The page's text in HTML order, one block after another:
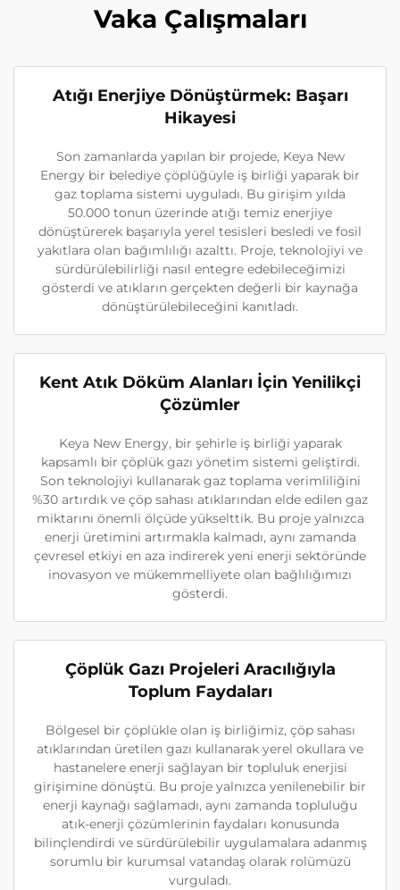
Vaka Çalışmaları
Atığı Enerjiye Dönüştürmek: Başarı
Hikayesi
Son zamanlarda yapılan bir projede, Keya New
Energy bir belediye çöplüğüyle iş birliği yaparak bir
gaz toplama sistemi uyguladı. Bu girişim yılda
50.000 tonun üzerinde atığı temiz enerjiye
dönüştürerek başarıyla yerel tesisleri besledi ve fosil
yakıtlara olan bağımlılığı azalttı. Proje, teknolojiyi ve
sürdürülebilirliği nasıl entegre edebileceğimizi
gösterdi ve atıkların gerçekten değerli bir kaynağa
dönüştürülebileceğini kanıtladı.
Kent Atık Döküm Alanları İçin Yenilikçi
Çözümler
Keya New Energy, bir şehirle iş birliği yaparak
kapsamlı bir çöplük gazı yönetim sistemi geliştirdi.
Son teknolojiyi kullanarak gaz toplama verimliliğini
%30 artırdık ve çöp sahası atıklarından elde edilen gaz
miktarını önemli ölçüde yükselttik. Bu proje yalnızca
enerji üretimini artırmakla kalmadı, aynı zamanda
çevresel etkiyi en aza indirerek yeni enerji sektöründe
inovasyon ve mükemmelliyete olan bağlılığımızı
gösterdi.
Çöplük Gazı Projeleri Aracılığıyla
Toplum Faydaları
Bölgesel bir çöplükle olan iş birliğimiz, çöp sahası
atıklarından üretilen gazı kullanarak yerel okullara ve
hastanelere enerji sağlayan bir topluluk enerjisi
girişimine dönüştü. Bu proje yalnızca yenilenebilir bir
enerji kaynağı sağlamadı, aynı zamanda topluluğu
atık-enerji çözümlerinin faydaları konusunda
bilinçlendirdi ve sürdürülebilir uygulamalara adanmış
sorumlu bir kurumsal vatandaş olarak rolümüzü
vurguladı.